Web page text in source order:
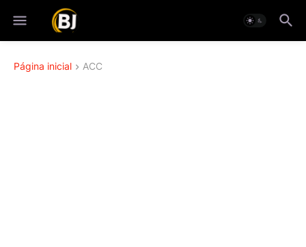
Página inicial ACC